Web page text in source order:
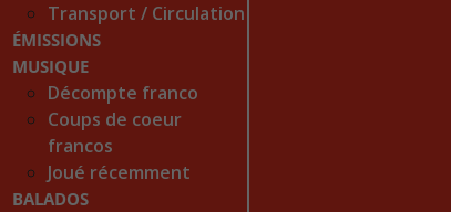
Transport / Circulation
ÉMISSIONS
MUSIQUE
Décompte franco
Coups de coeur
francos
Joué récemment
BALADOS